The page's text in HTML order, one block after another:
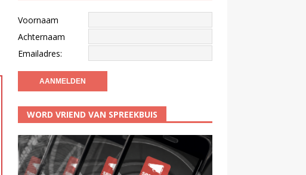
Voornaam
Achternaam
Emailadres:
WORD VRIEND VAN SPREEKBUIS